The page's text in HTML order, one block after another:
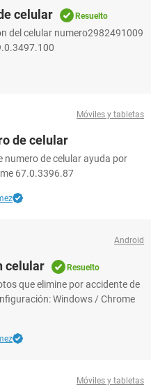
celular Resuelto
del celular numero2982491009
Móviles y tabletas
de celular
numero de celular ayuda por
67.0.3396.87
Android
celular Resuelto
que elimine por accidente de
Windows / Chrome
Móviles y tabletas